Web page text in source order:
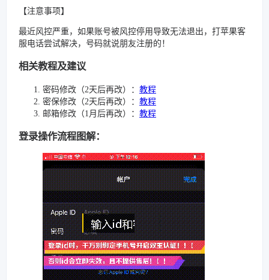
【注意事项】
最近风控严重，如果账号被风控停用导致无法退出，打苹果客
服电话尝试解决，号码就说朋友注册的！
相关教程及建议
密码修改（2天后再改）： 教程
密保修改（2天后再改）： 教程
邮箱修改（1月后再改）： 教程
登录操作流程图解：